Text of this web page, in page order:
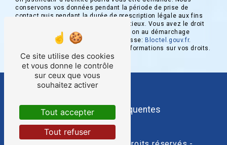
conservons vos données pendant la période de prise de
contact puis pendant la durée de prescription légale aux fins
probatoires et de gestion des contentieux. Vous avez le droit
de vous inscrire sur la liste d'opposition au démarchage
téléphonique, disponible à cette adresse: Bloctel.gouv.fr.
Consultez le site cnil.fr pour plus d’informations sur vos droits.
Recherches fréquentes
Ce site utilise des cookies
et vous donne le contrôle
sur ceux que vous
souhaitez activer
Tout accepter
Tout refuser